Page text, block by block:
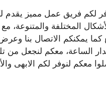
لكم فريق عمل مميز يقدم
المختلفة والمتنوعة،
كما يمكنكم الاتصال بنا
الساعة، معكم لنجعل
معكم لنوفر لكم